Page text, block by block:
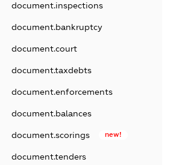
document.inspections
document.bankruptcy
document.court
document.taxdebts
document.enforcements
document.balances
document.scorings new!
document.tenders